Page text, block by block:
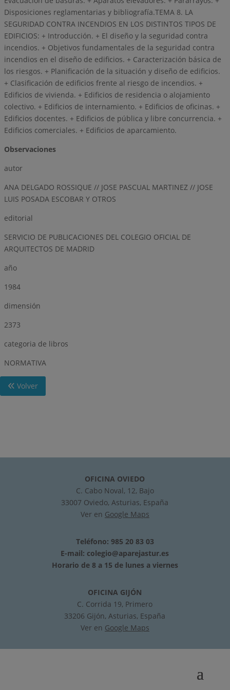
Disposiciones reglamentarias y bibliografía.TEMA 8. LA
SEGURIDAD CONTRA INCENDIOS EN LOS DISTINTOS TIPOS DE
EDIFICIOS: + Introducción. + El diseño y la seguridad contra
incendios. + Objetivos fundamentales de la seguridad contra
incendios en el diseño de edificios. + Caracterización básica de
los riesgos. + Planificación de la situación y diseño de edificios.
+ Clasificación de edificios frente al riesgo de incendios. +
Edificios de vivienda. + Edificios de residencia o alojamiento
colectivo. + Edificios de internamiento. + Edificios de oficinas. +
Edificios docentes. + Edificios de pública y libre concurrencia. +
Edificios comerciales. + Edificios de aparcamiento.
Observaciones
autor
ANA DELGADO ROSSIQUE // JOSE PASCUAL MARTINEZ // JOSE
LUIS POSADA ESCOBAR Y OTROS
editorial
SERVICIO DE PUBLICACIONES DEL COLEGIO OFICIAL DE
ARQUITECTOS DE MADRID
año
1984
dimensión
2373
categoria de libros
NORMATIVA
Volver
OFICINA OVIEDO
C. Cabo Noval, 12, Bajo
33007 Oviedo, Asturias, España
Ver en Google Maps
Teléfono: 985 20 83 03
E-mail: colegio@aparejastur.es
Horario de 8 a 15 de lunes a viernes
OFICINA GIJÓN
C. Corrida 19, Primero
33206 Gijón, Asturias, España
Ver en Google Maps